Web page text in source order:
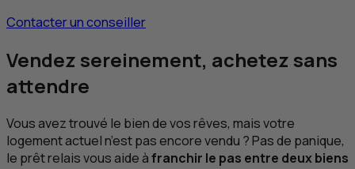
Contacter un conseiller
Vendez sereinement, achetez sans
attendre
Vous avez trouvé le bien de vos rêves, mais votre
logement actuel n’est pas encore vendu ? Pas de panique,
le prêt relais vous aide àfranchir le pas entre deux biens